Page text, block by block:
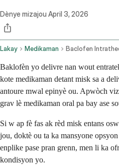
Dènye mizajou April 3, 2026
Lakay Medikaman Baclofen
Baklofèn yo delivre nan wout
kote medikaman detant misk sa a
antoure mwal epinyè ou. Apwòch
grav lè medikaman oral pa bay ase
Si w ap fè fas ak rèd misk entans
jou, doktè ou ta ka mansyone
enplike pase pran grenn, men li ka
kondisyon yo.